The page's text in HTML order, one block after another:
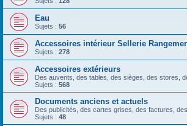
Eau
Sujets : 56
Accessoires intérieur Sellerie
Sujets : 278
Accessoires extérieurs
Des auvents, des tables, des sièges, des stores,
Sujets : 568
Documents anciens et actuels
Des publicités, des cartes grises, des factures,
Sujets : 48